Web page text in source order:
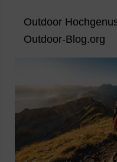
Outdoor
Outdoor-Blog.org